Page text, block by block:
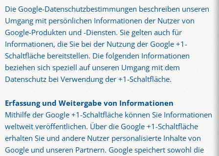
Die Google-Datenschutzbestimmungen beschreiben unseren
Umgang mit persönlichen Informationen der Nutzer von
Google-Produkten und -Diensten. Sie gelten auch für
Informationen, die Sie bei der Nutzung der Google +1-
Schaltfläche bereitstellen. Die folgenden Informationen
beziehen sich speziell auf unseren Umgang mit dem
Datenschutz bei Verwendung der +1-Schaltfläche.
Erfassung und Weitergabe von Informationen
Mithilfe der Google +1-Schaltfläche können Sie Informationen
weltweit veröffentlichen. Über die Google +1-Schaltfläche
erhalten Sie und andere Nutzer personalisierte Inhalte von
Google und unseren Partnern. Google speichert sowohl die